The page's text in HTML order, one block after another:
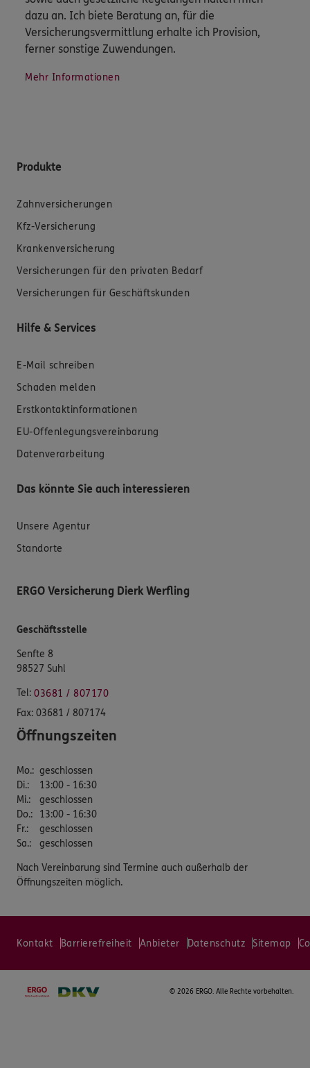
dazu an. Ich biete Beratung an, für die
Versicherungsvermittlung erhalte ich Provision,
ferner sonstige Zuwendungen.
Mehr Informationen
Produkte
Zahnversicherungen
Kfz-Versicherung
Krankenversicherung
Versicherungen für den privaten Bedarf
Versicherungen für Geschäftskunden
Hilfe & Services
E-Mail schreiben
Schaden melden
Erstkontaktinformationen
EU-Offenlegungsvereinbarung
Datenverarbeitung
Das könnte Sie auch interessieren
Unsere Agentur
Standorte
ERGO Versicherung Dierk Werfling
Geschäftsstelle
Senfte 8
98527 Suhl
Tel: 03681 / 807170
Fax: 03681 / 807174
Öffnungszeiten
Mo.: geschlossen
Di.:
13:00 - 16:30
Mi.:
geschlossen
Do.:
13:00 - 16:30
Fr.:
geschlossen
Sa.: geschlossen
Nach Vereinbarung sind Termine auch außerhalb der
Öffnungszeiten möglich.
Kontakt Barrierefreiheit Anbieter Datenschutz Sitemap
© 2026 ERGO. Alle Rechte vorbehalten.